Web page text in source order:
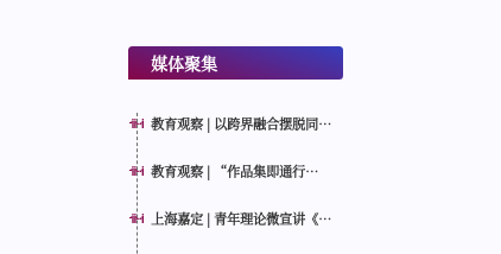
媒体聚集
教育观察 | 以跨界融合摆脱同质
业如何特色育人？
教育观察 | “作品集即通行
设计创作者”
上海嘉定 | 青年理论微宣讲《青